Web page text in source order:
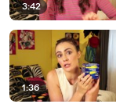
3:42
1:36